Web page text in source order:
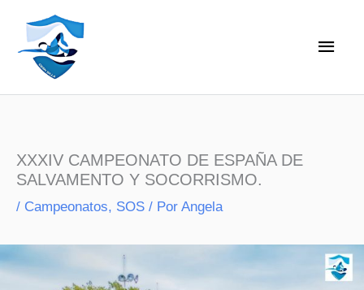
contenido
XXXIV CAMPEONATO DE ESPAÑA DE
SALVAMENTO Y SOCORRISMO.
/ Campeonatos, SOS / Por Angela